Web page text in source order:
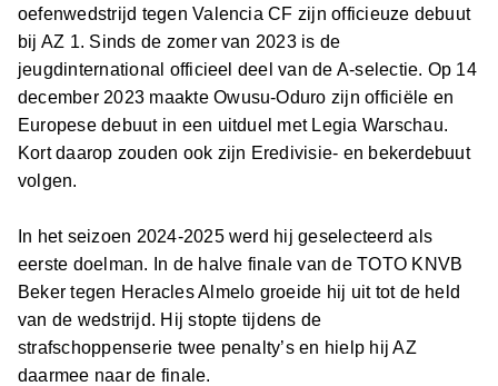
oefenwedstrijd tegen Valencia CF zijn officieuze debuut
bij AZ 1. Sinds de zomer van 2023 is de
jeugdinternational officieel deel van de A-selectie. Op 14
december 2023 maakte Owusu-Oduro zijn officiële en
Europese debuut in een uitduel met Legia Warschau.
Kort daarop zouden ook zijn Eredivisie- en bekerdebuut
volgen.
In het seizoen 2024-2025 werd hij geselecteerd als
eerste doelman. In de halve finale van de TOTO KNVB
Beker tegen Heracles Almelo groeide hij uit tot de held
van de wedstrijd. Hij stopte tijdens de
strafschoppenserie twee penalty’s en hielp hij AZ
daarmee naar de finale.